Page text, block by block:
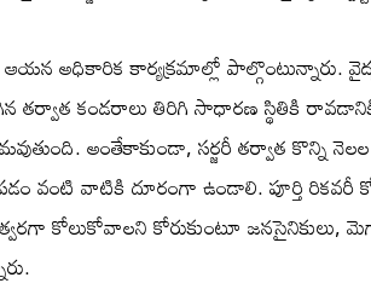
అధికారిక కార్యక్రమాల్లో పాల్గొంటున్నారు.
తర్వాత కండరాలు తిరిగి సాధారణ స్థితికి
అంతేకాకుండా, సర్జరీ తర్వాత కొన్ని నెలల
వంటి వాటికి దూరంగా ఉండాలి. పూర్తి రికవరీ
కోలుకోవాలని కోరుకుంటూ జనసైనికులు,